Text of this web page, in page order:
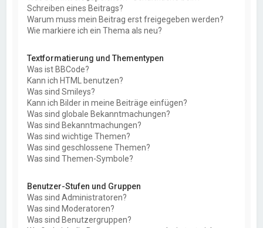
Schreiben eines Beitrags?
Warum muss mein Beitrag erst freigegeben werden?
Wie markiere ich ein Thema als neu?
Textformatierung und Thementypen
Was ist BBCode?
Kann ich HTML benutzen?
Was sind Smileys?
Kann ich Bilder in meine Beiträge einfügen?
Was sind globale Bekanntmachungen?
Was sind Bekanntmachungen?
Was sind wichtige Themen?
Was sind geschlossene Themen?
Was sind Themen-Symbole?
Benutzer-Stufen und Gruppen
Was sind Administratoren?
Was sind Moderatoren?
Was sind Benutzergruppen?